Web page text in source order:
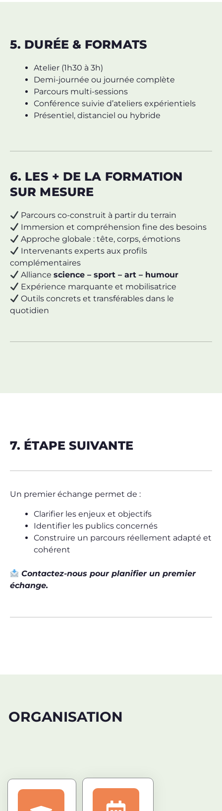
5. DURÉE & FORMATS
Atelier (1h30 à 3h)
Demi-journée ou journée complète
Parcours multi-sessions
Conférence suivie d’ateliers expérientiels
Présentiel, distanciel ou hybride
6. LES + DE LA FORMATION
SUR MESURE
Parcours co-construit à partir du terrain
Immersion et compréhension fine des besoins
Approche globale : tête, corps, émotions
Intervenants experts aux profils
complémentaires
Alliancescience – sport – art – humour
Expérience marquante et mobilisatrice
Outils concrets et transférables dans le
quotidien
7. ÉTAPE SUIVANTE
Un premier échange permet de :
Clarifier les enjeux et objectifs
Identifier les publics concernés
Construire un parcours réellement adapté et
cohérent
Contactez-nous pour planifier un premier
échange.
ORGANISATION